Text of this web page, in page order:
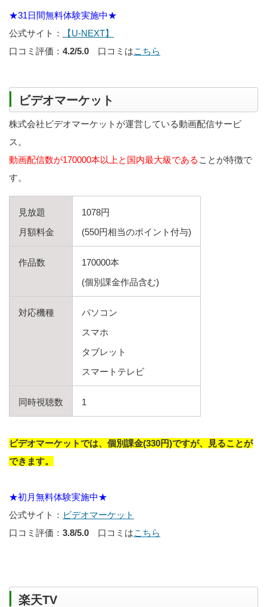
★31日間無料体験実施中★
公式サイト：
【U-NEXT】
口コミ評価： 4.2/5.0 口コミはこちら
ビデオマーケット
株式会社ビデオマーケットが運営している動画配信サービ
ス。
動画配信数が170000本以上と国内最大級である ことが特徴で
す。
見放題
月額料金
1078円
(550円相当のポイント付与)
作品数
170000本
(個別課金作品含む)
対応機種
パソコン
スマホ
タブレット
スマートテレビ
同時視聴数 1
ビデオマーケットでは、個別課金(330円)ですが、見ることが
できます。
★初月無料体験実施中★
公式サイト： ビデオマーケット
口コミ評価： 3.8/5.0 口コミはこちら
楽天TV